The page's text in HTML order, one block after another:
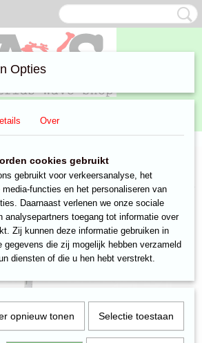
Steppen>Vouwsteppen
Opties
Over
cookies gebruikt
gebruikt voor verkeersanalyse, het
functies en het personaliseren van
Daarnaast verlenen we onze sociale
analysepartners toegang tot informatie over
Zij kunnen deze informatie gebruiken in
gegevens die zij mogelijk hebben verzameld
diensten of die u hen hebt verstrekt.
opnieuw tonen Selectie toestaan